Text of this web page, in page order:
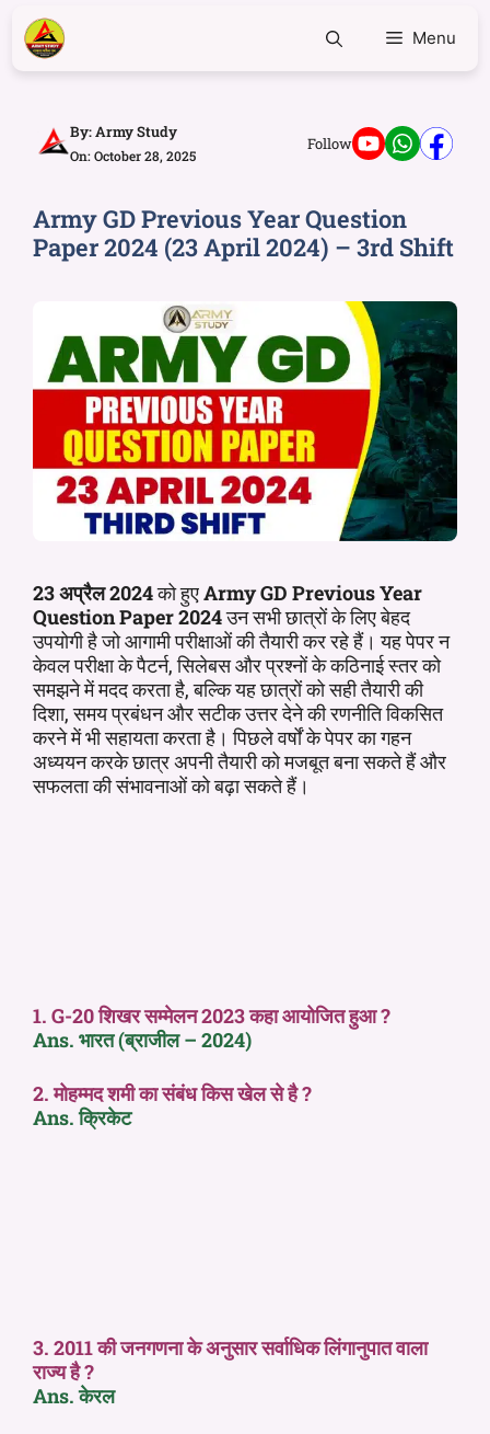
Menu
By:Army Study
On: October 28, 2025
Follow
Army GD Previous Year Question
Paper 2024 (23 April 2024) – 3rd Shift
23 अप्रैल2024को हुएArmy GD Previous Year
Question Paper 2024उन सभी छात्रों के लिए बेहद
उपयोगी है जो आगामी परीक्षाओं की तैयारी कर रहे हैं। यह पेपर न
केवल परीक्षा के पैटर्न, सिलेबस और प्रश्नों के कठिनाई स्तर को
समझने में मदद करता है, बल्कि यह छात्रों को सही तैयारी की
दिशा, समय प्रबंधन और सटीक उत्तर देने की रणनीति विकसित
करने में भी सहायता करता है। पिछले वर्षों के पेपर का गहन
अध्ययन करके छात्र अपनी तैयारी को मजबूत बना सकते हैं और
सफलता की संभावनाओं को बढ़ा सकते हैं।
1. G-20 शिखर सम्मेलन 2023 कहा आयोजित हुआ ?
Ans. भारत (ब्राजील – 2024)
2. मोहम्मद शमी का संबंध किस खेल से है ?
Ans. क्रिकेट
3. 2011 की जनगणना के अनुसार सर्वाधिक लिंगानुपात वाला
राज्य है ?
Ans. केरल